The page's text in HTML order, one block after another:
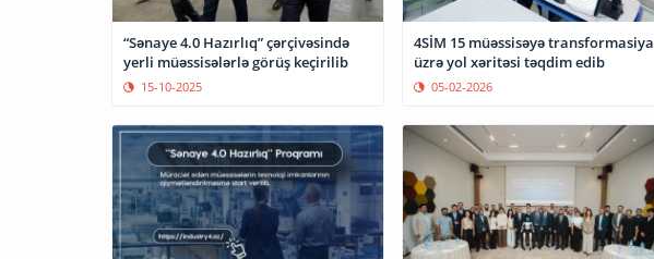
“Sənaye 4.0 Hazırlıq” çərçivəsində
yerli müəssisələrlə görüş keçirilib
15-10-2025
4SİM 15 müəssisəyə transformasiya
üzrə yol xəritəsi təqdim edib
05-02-2026